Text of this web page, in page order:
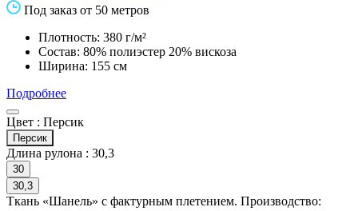
Под заказ от 50 метров
Плотность: 380 г/м²
Состав: 80% полиэстер 20% вискоза
Ширина: 155 см
Подробнее
Цвет : Персик
Персик
Длина рулона : 30,3
30
30,3
Ткань «Шанель» с фактурным плетением. Производство: